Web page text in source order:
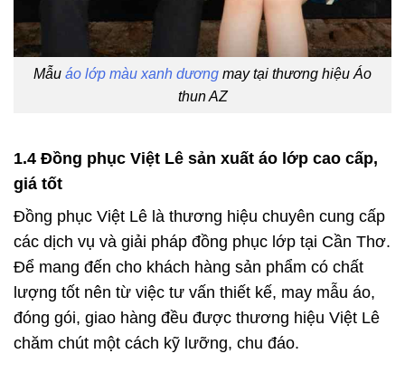
Mẫu áo lớp màu xanh dương may tại thương hiệu Áo
thun AZ
1.4 Đồng phục Việt Lê sản xuất áo lớp cao cấp,
giá tốt
Đồng phục Việt Lê là thương hiệu chuyên cung cấp
các dịch vụ và giải pháp đồng phục lớp tại Cần Thơ.
Để mang đến cho khách hàng sản phẩm có chất
lượng tốt nên từ việc tư vấn thiết kế, may mẫu áo,
đóng gói, giao hàng đều được thương hiệu Việt Lê
chăm chút một cách kỹ lưỡng, chu đáo.